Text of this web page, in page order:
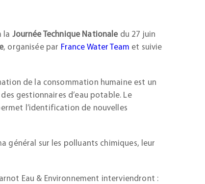
la Journée Technique Nationaledu 27 juin
, organisée par France Water Team et suivie
de la consommation humaine est un
gestionnaires d’eau potable. Le
l’identification de nouvelles
général sur les polluants chimiques, leur
Eau & Environnement interviendront :